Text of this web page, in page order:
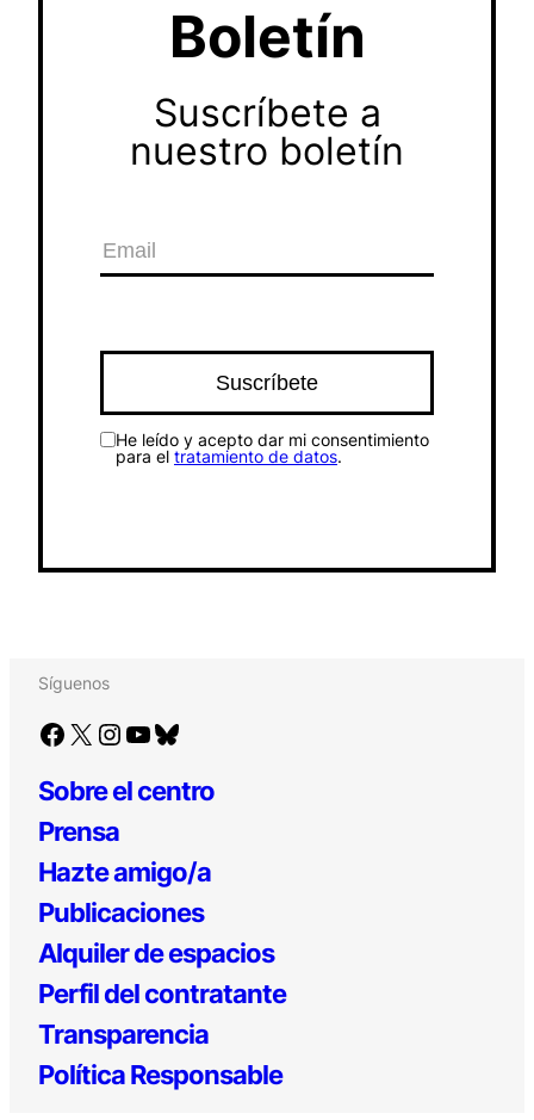
Boletín
Suscríbete a
nuestro boletín
He leído y acepto dar mi consentimiento
para el tratamiento de datos.
Síguenos
Facebook X Instagram YouTube Bluesky
Sobre el centro
Prensa
Hazte amigo/a
Publicaciones
Alquiler de espacios
Perfil del contratante
Transparencia
Política Responsable